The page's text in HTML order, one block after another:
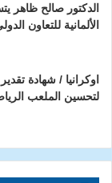
الدكتور صالح ظاهر
الألمانية للتعاون
اوكرانيا / شهادة
لتحسين الملعب